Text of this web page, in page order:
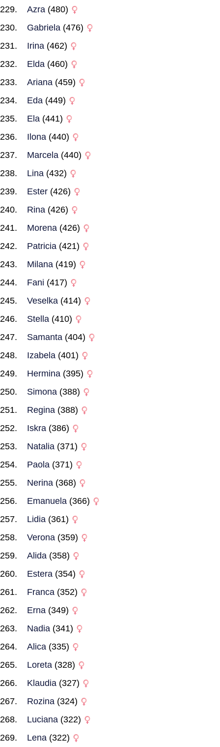
Azra (480)
Gabriela (476)
Irina (462)
Elda (460)
Ariana (459)
Eda (449)
Ela (441)
Ilona (440)
Marcela (440)
Lina (432)
Ester (426)
Rina (426)
Morena (426)
Patricia (421)
Milana (419)
Fani (417)
Veselka (414)
Stella (410)
Samanta (404)
Izabela (401)
Hermina (395)
Simona (388)
Regina (388)
Iskra (386)
Natalia (371)
Paola (371)
Nerina (368)
Emanuela (366)
Lidia (361)
Verona (359)
Alida (358)
Estera (354)
Franca (352)
Erna (349)
Nadia (341)
Alica (335)
Loreta (328)
Klaudia (327)
Rozina (324)
Luciana (322)
Lena (322)